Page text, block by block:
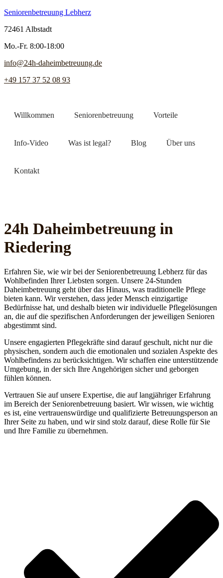
Seniorenbetreuung Lebherz
72461 Albstadt
Mo.-Fr. 8:00-18:00
info@24h-daheimbetreuung.de
+49 157 37 52 08 93
Willkommen Seniorenbetreuung Vorteile
Info-Video Was ist legal? Blog Über uns
Kontakt
24h Daheim­betreuung in
Riedering
Erfahren Sie, wie wir bei der Seniorenbetreuung Lebherz für das
Wohlbefinden Ihrer Liebsten sorgen. Unsere 24-Stunden
Daheimbetreuung geht über das Hinaus, was traditionelle Pflege
bieten kann. Wir verstehen, dass jeder Mensch einzigartige
Bedürfnisse hat, und deshalb bieten wir individuelle Pflegelösungen
an, die auf die spezifischen Anforderungen der jeweiligen Senioren
abgestimmt sind.
Unsere engagierten Pflegekräfte sind darauf geschult, nicht nur die
physischen, sondern auch die emotionalen und sozialen Aspekte des
Wohlbefindens zu berücksichtigen. Wir schaffen eine unterstützende
Umgebung, in der sich Ihre Angehörigen sicher und geborgen
fühlen können.
Vertrauen Sie auf unsere Expertise, die auf langjähriger Erfahrung
im Bereich der Seniorenbetreuung basiert. Wir wissen, wie wichtig
es ist, eine vertrauenswürdige und qualifizierte Betreuungsperson an
Ihrer Seite zu haben, und wir sind stolz darauf, diese Rolle für Sie
und Ihre Familie zu übernehmen.